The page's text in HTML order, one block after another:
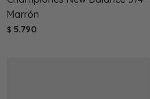
Marrón
$ 5.790